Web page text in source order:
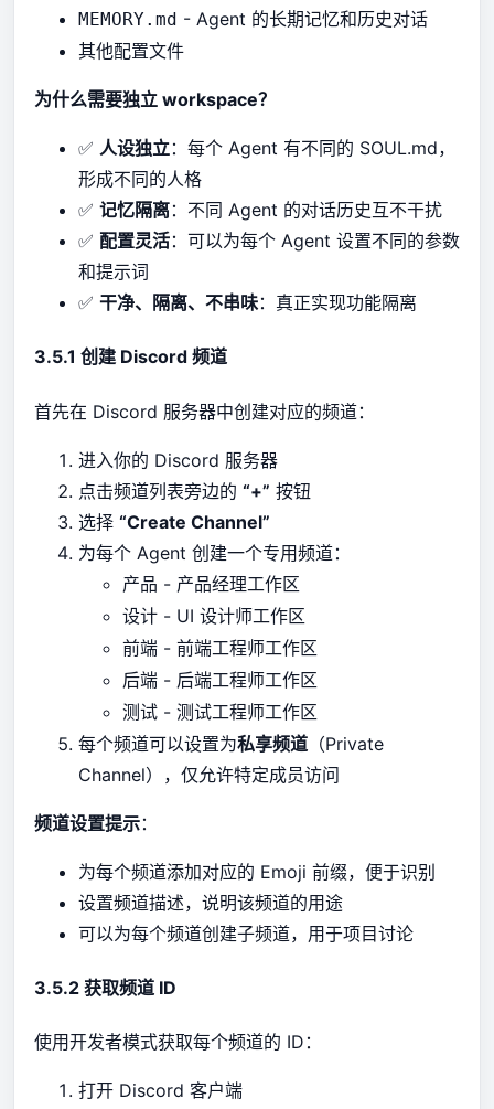
MEMORY.md - Agent 的长期记忆和历史对话
其他配置文件
为什么需要独立 workspace？
✅ 人设独立：每个 Agent 有不同的 SOUL.md，
形成不同的人格
✅ 记忆隔离：不同 Agent 的对话历史互不干扰
✅ 配置灵活：可以为每个 Agent 设置不同的参数
和提示词
✅ 干净、隔离、不串味：真正实现功能隔离
3.5.1 创建 Discord 频道
首先在 Discord 服务器中创建对应的频道：
进入你的 Discord 服务器
点击频道列表旁边的 “+” 按钮
选择 “Create Channel”
为每个 Agent 创建一个专用频道：
产品 - 产品经理工作区
设计 - UI 设计师工作区
前端 - 前端工程师工作区
后端 - 后端工程师工作区
测试 - 测试工程师工作区
每个频道可以设置为私享频道 （Private
Channel），仅允许特定成员访问
频道设置提示：
为每个频道添加对应的 Emoji 前缀，便于识别
设置频道描述，说明该频道的用途
可以为每个频道创建子频道，用于项目讨论
3.5.2 获取频道 ID
使用开发者模式获取每个频道的 ID：
打开 Discord 客户端